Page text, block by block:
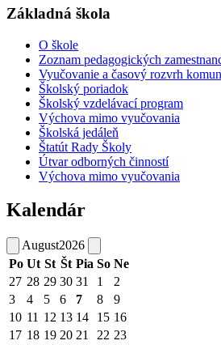
Základná škola
O škole
Zoznam pedagogických
Vyučovanie a časový rozvrh
Školský poriadok
Školský vzdelávací program
Výchova mimo vyučovania
Školská jedáleň
Štatút Rady Školy
Útvar odborných činností
Výchova mimo vyučovania
Kalendár
August2026
Po Ut St Št Pia So Ne
27 28 29 30 31 1
2
3
4 5 6 7 8
9
10 11 12 13 14 15 16
17 18 19 20 21 22 23